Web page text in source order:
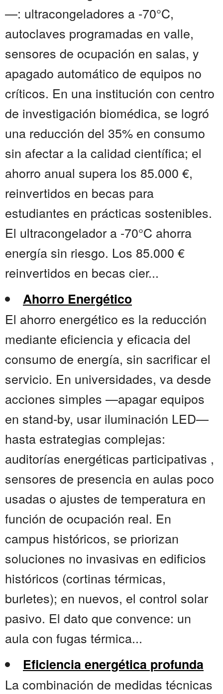
—: ultracongeladores a -70°C,
autoclaves programadas en valle,
sensores de ocupación en salas, y
apagado automático de equipos no
críticos. En una institución con centro
de investigación biomédica, se logró
una reducción del 35% en consumo
sin afectar a la calidad científica; el
ahorro anual supera los 85.000 €,
reinvertidos en becas para
estudiantes en prácticas sostenibles.
El ultracongelador a -70°C ahorra
energía sin riesgo. Los 85.000 €
reinvertidos en becas cier...
Ahorro Energético
El ahorro energético es la reducción
mediante eficiencia y eficacia del
consumo de energía, sin sacrificar el
servicio. En universidades, va desde
acciones simples —apagar equipos
en stand-by, usar iluminación LED—
hasta estrategias complejas:
auditorías energéticas participativas ,
sensores de presencia en aulas poco
usadas o ajustes de temperatura en
función de ocupación real. En
campus históricos, se priorizan
soluciones no invasivas en edificios
históricos (cortinas térmicas,
burletes); en nuevos, el control solar
pasivo. El dato que convence: un
aula con fugas térmica...
Eficiencia energética profunda
La combinación de medidas técnicas